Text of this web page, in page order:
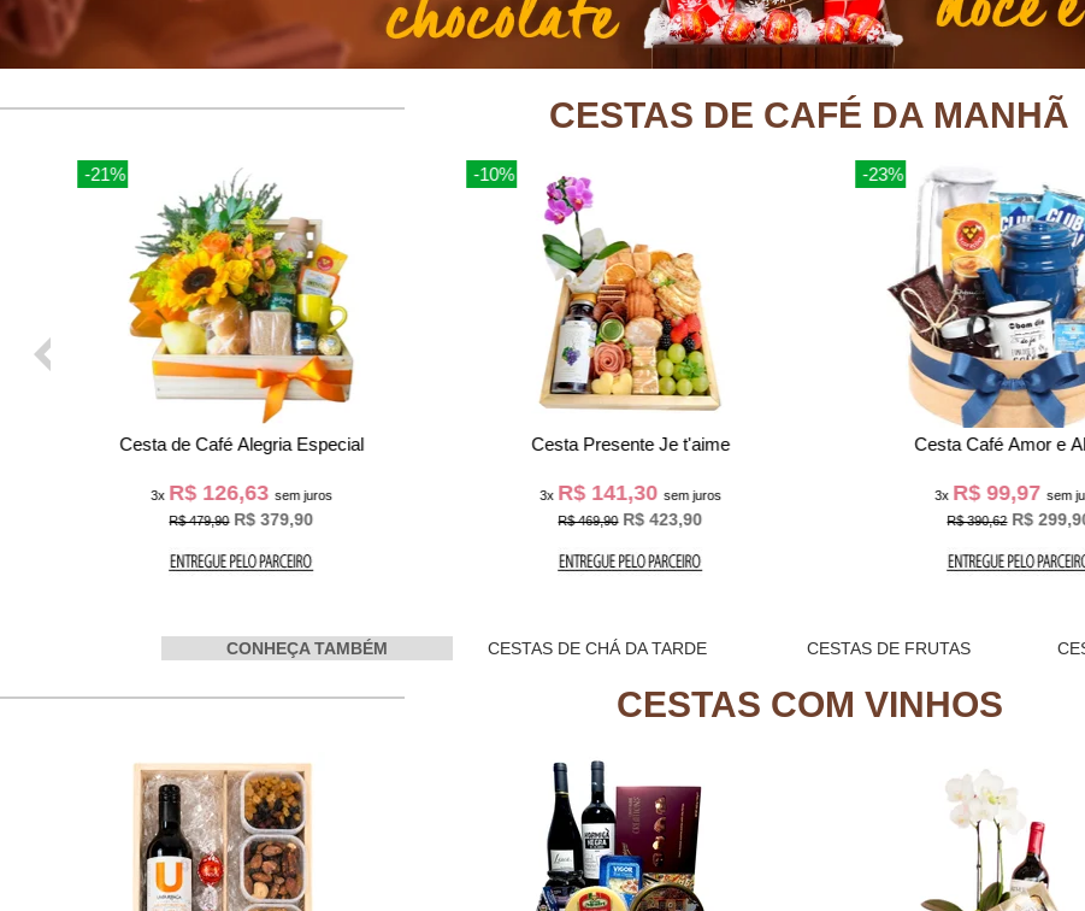
CESTAS DE CAFÉ DA MANHÃ
Cesta de Café da Manhã Doce Amanhecer
3xR$ 46,63sem juros
R$ 139,90
Cesta Luxo Doce Dia
3xR$ 115,97sem juros
R$ 347,90
-21%
Cesta de Café Alegria
R$ 126,63sem
R$ 479,90 R$ 379,90
CONHEÇA TAMBÉM CESTAS DE CHÁ DA TARDE CESTAS DE FRUTAS
CESTAS COM VINHOS